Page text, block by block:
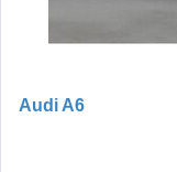
Audi A6